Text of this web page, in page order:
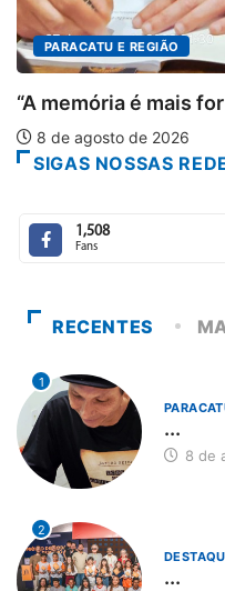
PARACATU E REGIÃO
“A memória é mais
8 de agosto de 2026
SIGAS NOSSAS
1,508
Fans
RECENTES
1
...
8 de
2
...